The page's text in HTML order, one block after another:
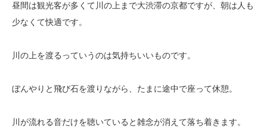
昼間は観光客が多くて川の上まで大渋滞の京都ですが、朝は人も
少なくて快適です。
川の上を渡るっていうのは気持ちいいものです。
ぼんやりと飛び石を渡りながら、たまに途中で座って休憩。
川が流れる音だけを聴いていると雑念が消えて落ち着きます。